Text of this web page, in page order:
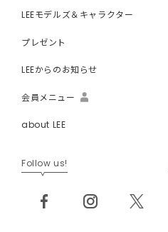
LEEモデルズ＆キャラクター
プレゼント
LEEからのお知らせ
会員メニュー
about LEE
Follow us!